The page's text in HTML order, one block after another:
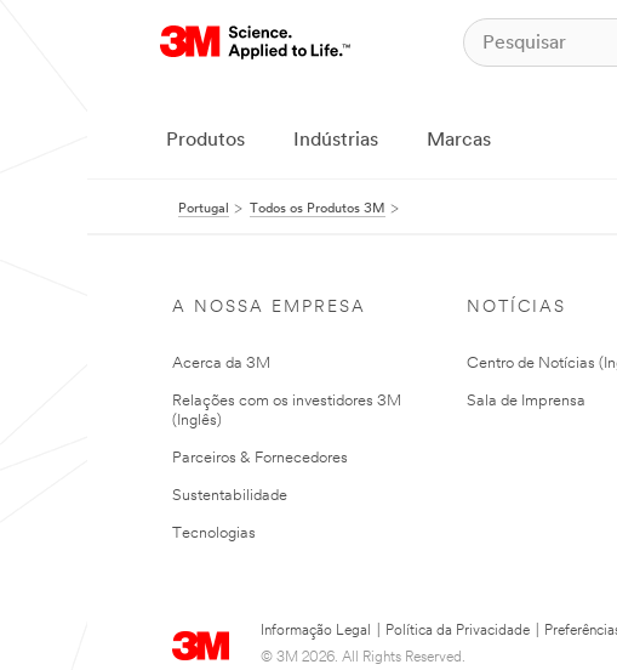
Produtos Indústrias Marcas
Portugal Todos os Produtos 3M
A NOSSA EMPRESA
Acerca da 3M
Relações com os investidores 3M
(Inglês)
Parceiros & Fornecedores
Sustentabilidade
Tecnologias
NOTÍCIAS
Centro de Notícias
Sala de Imprensa
Informação Legal Política da Privacidade
© 3M 2026. All Rights Reserved.